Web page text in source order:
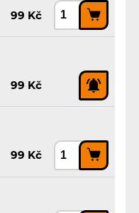
99 Kč
99 Kč
99 Kč